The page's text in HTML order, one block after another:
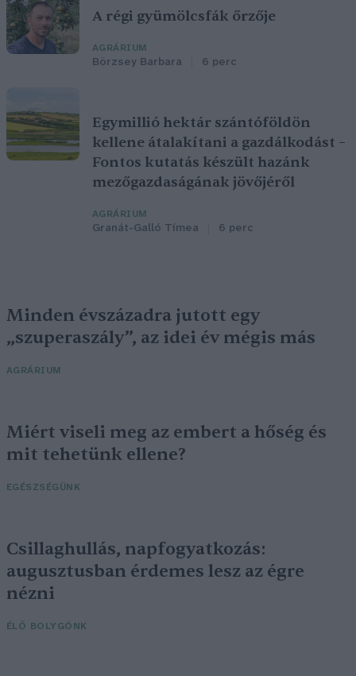
A régi gyümölcsfák őrzője
AGRÁRIUM
Börzsey Barbara 6 perc
Egymillió hektár szántóföldön
kellene átalakítani a gazdálkodást –
Fontos kutatás készült hazánk
mezőgazdaságának jövőjéről
AGRÁRIUM
Granát-Galló Tímea 6 perc
Minden évszázadra jutott egy
„szuperaszály”, az idei év mégis más
AGRÁRIUM
Miért viseli meg az embert a hőség és
mit tehetünk ellene?
EGÉSZSÉGÜNK
Csillaghullás, napfogyatkozás:
augusztusban érdemes lesz az égre
nézni
ÉLŐ BOLYGÓNK